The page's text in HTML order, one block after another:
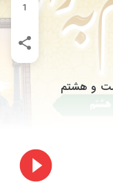
1
و هشتم